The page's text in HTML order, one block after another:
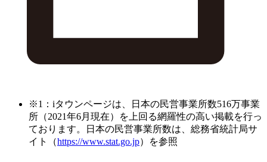
※1：iタウンページは、日本の民営事業所数516万事業
所（2021年6月現在）を上回る網羅性の高い掲載を行っ
ております。日本の民営事業所数は、総務省統計局サ
イト（https://www.stat.go.jp）を参照